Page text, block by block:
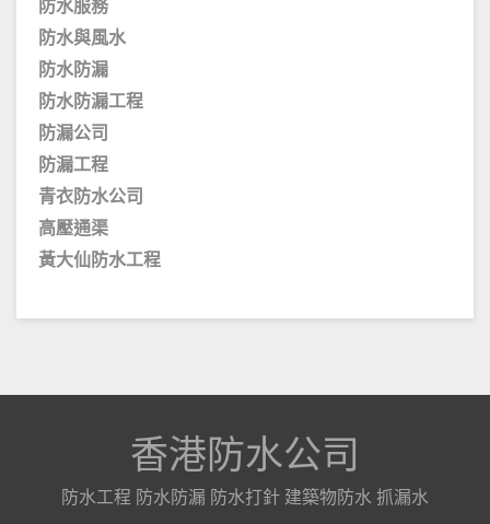
防水服務
防水與風水
防水防漏
防水防漏工程
防漏公司
防漏工程
青衣防水公司
高壓通渠
黃大仙防水工程
香港防水公司
防水工程 防水防漏 防水打針 建築物防水 抓漏水